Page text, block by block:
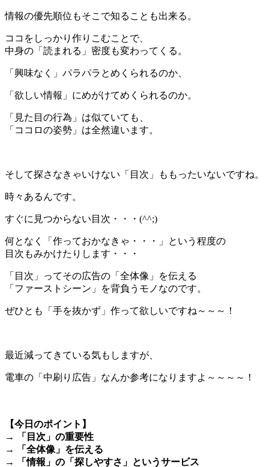
情報の優先順位もそこで知ることも出来る。
ココをしっかり作りこむことで、
中身の「読まれる」密度も変わってくる。
「興味なく」パラパラとめくられるのか、
「欲しい情報」にめがけてめくられるのか。
「見た目の行為」は似ていても、
「ココロの姿勢」は全然違います。
そして探さなきゃいけない「目次」ももったいないですね。
時々あるんです。
すぐに見つからない目次・・・(^^;)
何となく「作っておかなきゃ・・・」という程度の
目次もみかけたりします・・・
「目次」ってその広告の「全体像」を伝える
「ファーストシーン」を背負うモノなのです。
ぜひとも「手を抜かず」作って欲しいですね～～～！
最近減ってきている気もしますが、
電車の「中刷り広告」なんか参考になりますよ～～～～！
【今日のポイント】
→ 「目次」の重要性
→ 「全体像」を伝える
→ 「情報」の「探しやすさ」というサービス